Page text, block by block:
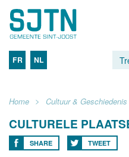
FR NL
Home Cultuur & Geschiedenis
CULTURELE
SHARE TWEET